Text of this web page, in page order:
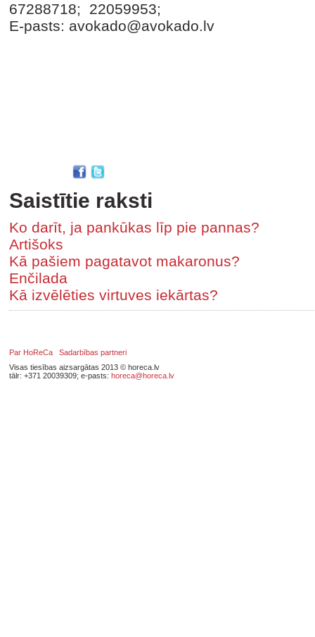
67288718; 22059953;
E-pasts: avokado@avokado.lv
Saistītie raksti
Ko darīt, ja pankūkas līp pie pannas?
Artišoks
Kā pašiem pagatavot makaronus?
Enčilada
Kā izvēlēties virtuves iekārtas?
Par HoReCa
Sadarbības partneri
Visas tiesības aizsargātas 2013 © horeca.lv
tālr: +371 20039309; e-pasts: horeca@horeca.lv